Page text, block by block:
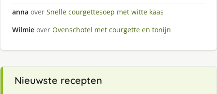
anna over Snelle courgettesoep met witte kaas
Wilmie over Ovenschotel met courgette en tonijn
Nieuwste recepten